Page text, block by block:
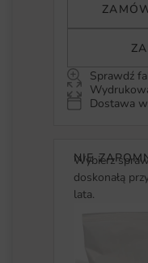
Sprawdź
Dostawa
NIE
Wybierz
doskonałą
lata.